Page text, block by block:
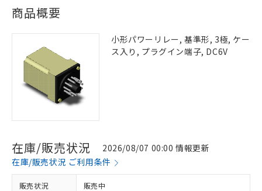
商品概要
小形パワーリレー, 基準形, 3極, ケー
ス入り, プラグイン端子, DC6V
在庫/販売状況
2026/08/07 00:00 情報更新
在庫/販売状況 ご利用条件
販売状況 販売中